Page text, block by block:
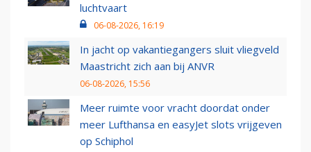
luchtvaart
06-08-2026, 16:19
In jacht op vakantiegangers sluit vliegveld
Maastricht zich aan bij ANVR
06-08-2026, 15:56
Meer ruimte voor vracht doordat onder
meer Lufthansa en easyJet slots vrijgeven
op Schiphol